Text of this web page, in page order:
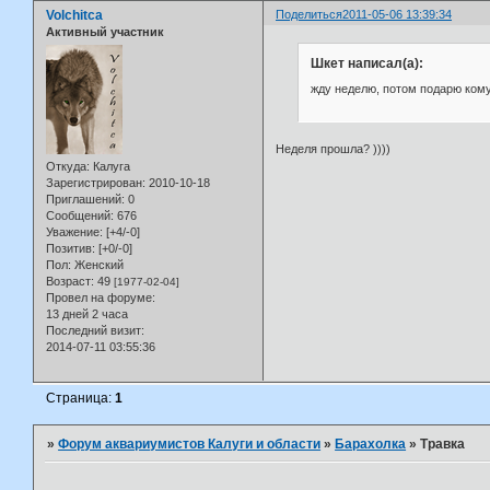
Поделиться2011-05-06 13:39:34
Volchitca
Активный участник
Откуда: Калуга
Зарегистрирован: 2010-10-18
Приглашений: 0
Сообщений: 676
Уважение: [+4/-0]
Позитив: [+0/-0]
Пол: Женский
Возраст: 49 [1977-02-04]
Провел на форуме:
13 дней 2 часа
Последний визит:
2014-07-11 03:55:36
Шкет написал(а):
жду неделю, потом подарю
Неделя прошла? ))))
Страница:1
»Форум аквариумистов Калуги и области »Барахолка »Травка